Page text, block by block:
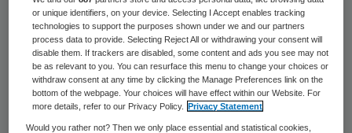
afschalingen van de zorg gaven een gevoel
van déjà vu. Toch was 2021 meer dan een
saaie herhaling van 2020. In een bijzondere
aflevering van de podcast Voorzorg blikt de
redactie van Skipr, Zorgvisie en Qruxx terug
or unique identifiers, on your device. Selecting I Accept enables tracking
technologies to support the purposes shown under we and our partners
process data to provide. Selecting Reject All or withdrawing your consent will
disable them. If trackers are disabled, some content and ads you see may not
be as relevant to you. You can resurface this menu to change your choices or
withdraw consent at any time by clicking the Manage Preferences link on the
bottom of the webpage. Your choices will have effect within our Website. For
more details, refer to our Privacy Policy.
Privacy Statement
Would you rather not? Then we only place essential and statistical cookies,